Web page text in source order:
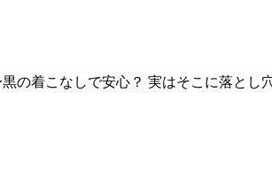
黒の着こなしで安心？ 実はそこに落とし